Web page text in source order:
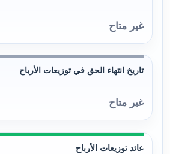
غير متاح
تاريخ انتهاء الحق في توزيعات الأرباح
غير متاح
عائد توزيعات الأرباح